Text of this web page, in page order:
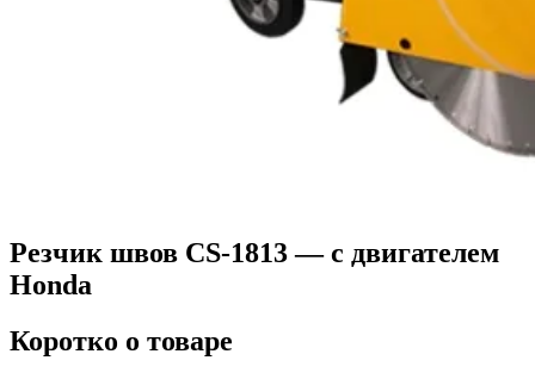
Резчик швов CS-1813 — c двигателем
Honda
Коротко о товаре